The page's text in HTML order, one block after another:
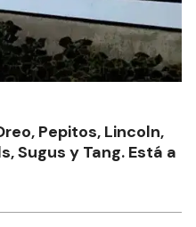
Pepitos, Lincoln,
Sugus y Tang. Está a